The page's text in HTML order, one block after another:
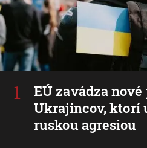
EÚ zavádza
Ukrajincov, ktorí
ruskou agresiou